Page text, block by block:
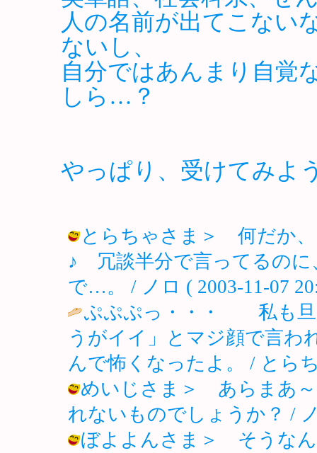
人の名前が出てこない
ないし、
自分ではあんまり自覚
しら…？
やっぱり、受けてみよ
とらちゃさま＞ 何だか、
♪ 冗談半分で言ってるのに
で…。 / ノロ ( 2003-11-07
ぷぷぷっ・・・ 私も旦
うがイイ」とマジ顔で言
んで怖くなったよ。 / とら
めいじさま＞ あらまあ
れないものでしょうか？ /
ぼよよんさま＞ そうなん